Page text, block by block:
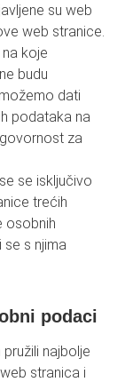
su web
web stranice.
koje
budu
dati
podataka na
za
se isključivo
trećih
osobnih
s njima
podaci
najbolje
stranica i